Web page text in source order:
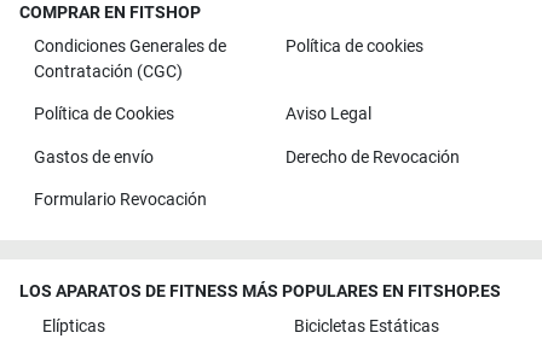
COMPRAR EN FITSHOP
Condiciones Generales de
Contratación (CGC)
Política de cookies
Política de Cookies Aviso Legal
Gastos de envío Derecho de Revocación
Formulario Revocación
LOS APARATOS DE FITNESS MÁS POPULARES EN FITSHOP.ES
Elípticas
Bicicletas Estáticas